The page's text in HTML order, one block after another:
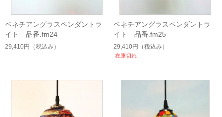
ベネチアングラスペンダントラ
イト 品番.fm24
29,410円 （税込み）
ベネチアングラスペンダントラ
イト 品番.fm25
29,410円 （税込み）
在庫切れ